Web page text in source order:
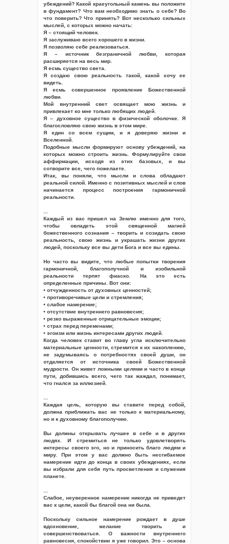
убеждений? Какой краеугольный камень вы положите
в фундамент? Что вам необходимо знать о себе? Во
что поверить? Что принять? Вот несколько сильных
мыслей, с которых можно начать:
Я – стоящий человек.
Я заслуживаю всего хорошего в жизни.
Я позволяю себе реализоваться.
Я – источник безграничной любви, которая
расширяется на весь мир.
Я есмь существо света.
Я создаю свою реальность такой, какой хочу ее
видеть.
Я есмь совершенное проявление Божественной
любви.
Мой внутренний свет освящает мою жизнь и
привлекает ко мне только любящих людей.
Я – духовное существо в физической оболочке. Я
благословляю свою жизнь в этом мире.
Я един со всем сущим, и я доверяю жизни и
Вселенной.
Подобные мысли формируют основу убеждений, на
которых можно строить жизнь. Формулируйте свои
аффирмации, исходя из этих базовых, и вы
сотворите все, чего пожелаете.
Итак, вы поняли, что мысли и слова обладают
реальной силой. Именно с позитивных мыслей и слов
начинается процесс построения гармоничной
реальности.
Каждый из вас пришел на Землю именно для того,
чтобы овладеть этой священной магией
божественного сознания – творить и созидать свою
реальность, свою жизнь и украшать жизни других
людей, поскольку все вы дети Бога и все вы едины.
Но часто вы видите, что любые попытки творения
гармоничной, благополучной и изобильной
реальности терпят фиаско. На это есть
определенные причины. Вот они:
• отчужденность от духовных ценностей;
• противоречивые цели и стремления;
• слабое намерение;
• отсутствие внутреннего равновесия;
• резко выраженные отрицательные эмоции;
• страх перед переменами;
• эгоизм или жизнь интересами других людей.
Когда человек ставит во главу угла исключительно
материальные ценности, стремится к их накоплению,
не задумываясь о потребностях своей души, он
отдаляется от источника своей Божественной
мудрости. Он живет ложными целями и часто в конце
пути, добившись всего, чего так жаждал, понимает,
что гнался за иллюзией.
Каждая цель, которую вы ставите перед собой,
должна приближать вас не только к материальному,
но и к духовному благополучию.
Вы должны открывать лучшее в себе и в других
людях. И стремиться не только удовлетворять
интересы своего эго, но и приносить благо людям и
миру. При этом у вас должно быть несгибаемое
намерение идти до конца в своих убеждениях, если
вы избрали для себя путь просветления и служения
планете.
Слабое, неуверенное намерение никогда не приведет
вас к цели, какой бы благой она ни была.
Поскольку сильное намерение рождает в душе
вдохновение, желание творить и
совершенствоваться. О важности внутреннего
равновесия, спокойствии я уже говорил. Это – основа